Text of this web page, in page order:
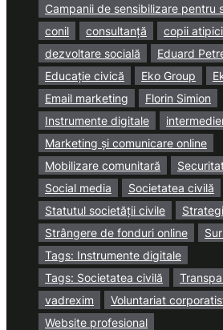
Campanii de sensibilizare pentru
conil
consultanță
copii atipici
dezvoltare socială
Eduard
Educație civică
Eko Group
Email marketing
Florin Simion
Instrumente digitale
Marketing și comunicare online
Mobilizare comunitară
Social media
Societatea civilă
Statutul societății civile
Strângere de fonduri online
Tags: Instrumente digitale
Tags: Societatea civilă
vadrexim
Voluntariat
Website profesional